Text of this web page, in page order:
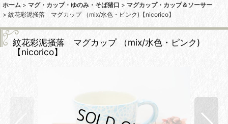
ホーム > マグ・カップ・ゆのみ・そば猪口 > マグカップ・カップ＆ソーサー
> 紋花彩泥掻落 マグカップ （mix/水色・ピンク)【nicorico】
紋花彩泥掻落 マグカップ （mix/水色・ピンク)
【nicorico】